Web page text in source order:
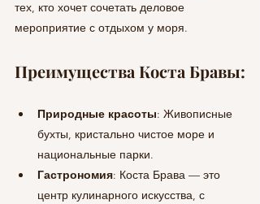
тех, кто хочет сочетать деловое
мероприятие с отдыхом у моря.
Преимущества Коста Бравы:
Природные красоты: Живописные
бухты, кристально чистое море и
национальные парки.
Гастрономия: Коста Брава — это
центр кулинарного искусства, с